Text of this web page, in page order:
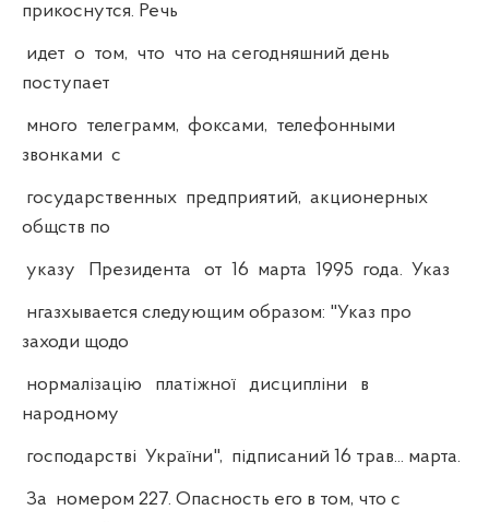
прикоснутся. Речь
идет о том, что что на сегодняшний день
поступает
много телеграмм, фоксами, телефонными
звонками с
государственных предприятий, акционерных
общств по
указу Президента от 16 марта 1995 года. Указ
нгазхывается следующим образом: "Указ про
заходи щодо
нормалізацію платіжної дисципліни в
народному
господарстві України", підписаний 16 трав... марта.
За номером 227. Опасность его в том, что с